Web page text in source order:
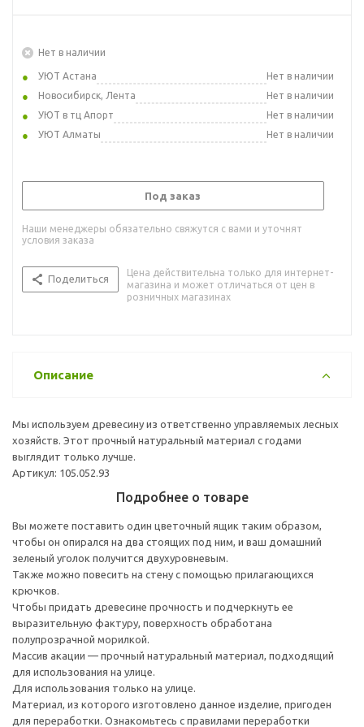
Нет в наличии
УЮТ Астана
Нет в наличии
Новосибирск, Лента
Нет в наличии
УЮТ в тц Апорт
Нет в наличии
УЮТ Алматы
Нет в наличии
Под заказ
Наши менеджеры обязательно свяжутся с вами и уточнят
условия заказа
Поделиться
Цена действительна только для интернет-
магазина и может отличаться от цен в
розничных магазинах
Описание
Мы используем древесину из ответственно управляемых лесных
хозяйств. Этот прочный натуральный материал с годами
выглядит только лучше.
Артикул: 105.052.93
Подробнее о товаре
Вы можете поставить один цветочный ящик таким образом,
чтобы он опирался на два стоящих под ним, и ваш домашний
зеленый уголок получится двухуровневым.
Также можно повесить на стену с помощью прилагающихся
крючков.
Чтобы придать древесине прочность и подчеркнуть ее
выразительную фактуру, поверхность обработана
полупрозрачной морилкой.
Массив акации — прочный натуральный материал, подходящий
для использования на улице.
Для использования только на улице.
Материал, из которого изготовлено данное изделие, пригоден
для переработки. Ознакомьтесь с правилами переработки